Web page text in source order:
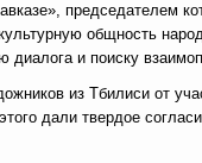
председателем
общность
диалога и поиску
из Тбилиси от
дали твердое